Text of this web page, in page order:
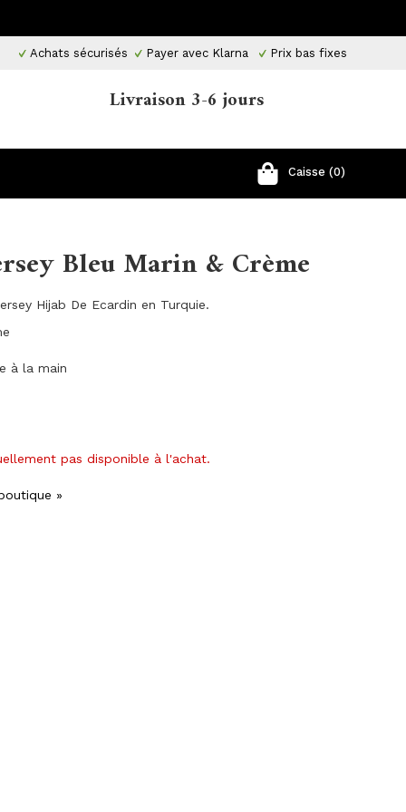
Achats sécurisés Payer avec Klarna Prix ​​bas fixes
Livraison 3-6 jours
Caisse (0)
Bleu Marin & Crème
Hijab De Ecardin en Turquie.
à la main
pas disponible à l'achat.
»